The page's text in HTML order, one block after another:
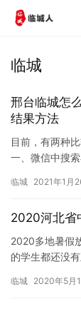
临城
邢台临城怎
结果方法
目前，有两种
一、微信中搜
临城 2021年1月
2020河北省
2020多地暑假
的学生都还没
临城 2020年5月